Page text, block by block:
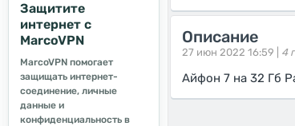
Защитите
интернет с
MarcoVPN
MarcoVPN помогает
защищать интернет-
соединение, личные
данные и
конфиденциальность в
Описание
27 июн 2022 16:59 | 4
Айфон 7 на 32 Гб